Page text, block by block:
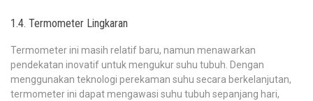
1.4. Termometer Lingkaran
Termometer ini masih relatif baru, namun menawarkan
pendekatan inovatif untuk mengukur suhu tubuh. Dengan
menggunakan teknologi perekaman suhu secara berkelanjutan,
termometer ini dapat mengawasi suhu tubuh sepanjang hari,